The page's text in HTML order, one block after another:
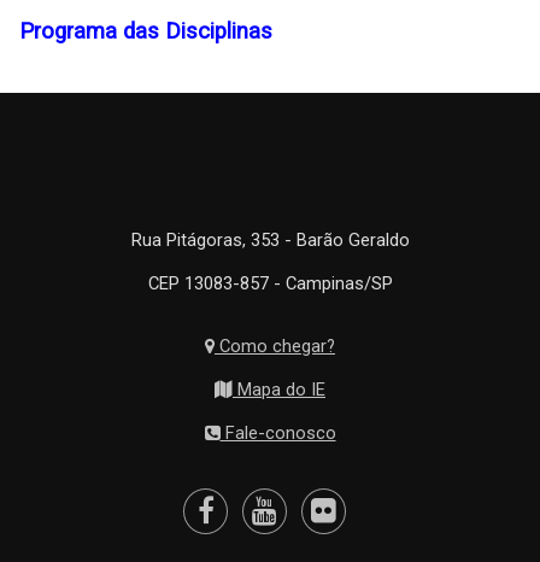
Programa das Disciplinas
Rua Pitágoras, 353 - Barão Geraldo
CEP 13083-857 - Campinas/SP
Como chegar?
Mapa do IE
Fale-conosco